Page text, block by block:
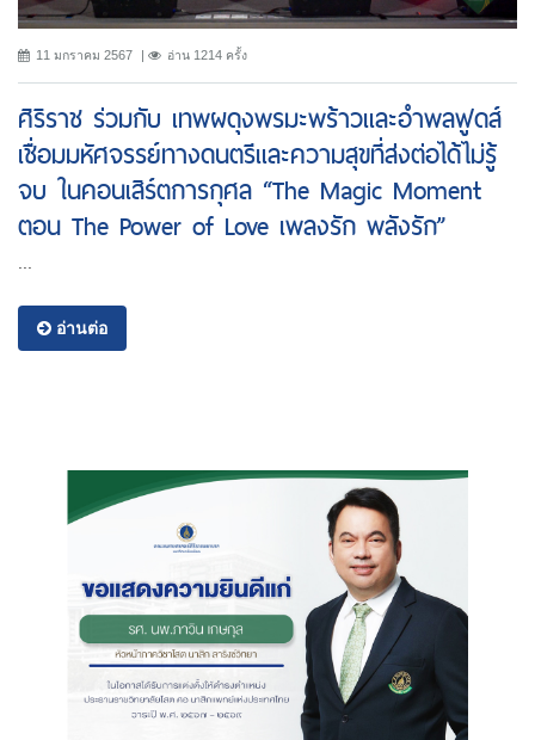
11 มกราคม 2567 อ่าน 1214 ครั้ง
ศิริราช ร่วมกับ เทพผดุงพรมะพร้าวและอำพลฟูดส์
เชื่อมมหัศจรรย์ทางดนตรีและความสุขที่ส่งต่อได้ไม่รู้
จบ ในคอนเสิร์ตการกุศล “The Magic Moment
ตอน The Power of Love เพลงรัก พลังรัก”
อ่านต่อ